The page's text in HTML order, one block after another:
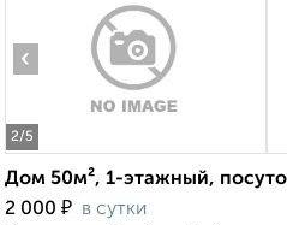
2/5
‹
Дом 50м², 1-этажный,
2 000 ₽ в сутки